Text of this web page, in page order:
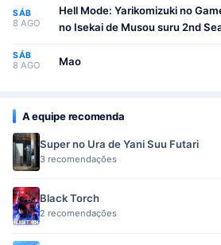
SÁB
8 AGO
Hell Mode: Yarikomizuki no
no Isekai de Musou suru 2nd
SÁB
8 AGO Mao
A equipe recomenda
Super no Ura de Yani Suu Futari
3 recomendações
Black Torch
2 recomendações